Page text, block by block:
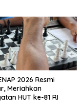
2026 Resmi
Meriahkan
HUT ke-81 RI